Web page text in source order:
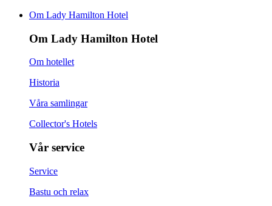
Om Lady Hamilton Hotel
Om Lady Hamilton Hotel
Om hotellet
Historia
Våra samlingar
Collector's Hotels
Vår service
Service
Bastu och relax